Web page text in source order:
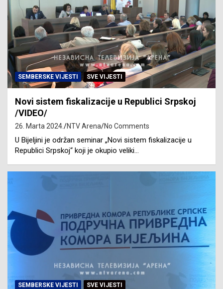
SEMBERSKE VIJESTI SVE VIJESTI
Novi sistem fiskalizacije u Republici Srpskoj
/VIDEO/
26. Marta 2024. NTV Arena No Comments
U Bijeljini je održan seminar „Novi sistem fiskalizacije u
Republici Srpskoj“ koji je okupio veliki…
SEMBERSKE VIJESTI SVE VIJESTI